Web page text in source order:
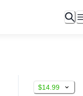
$14.99